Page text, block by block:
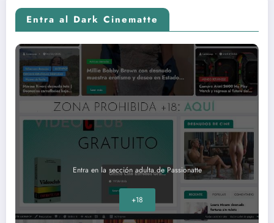
Entra al Dark Cinematte
Entra en la sección adulta de Passionatte
+18